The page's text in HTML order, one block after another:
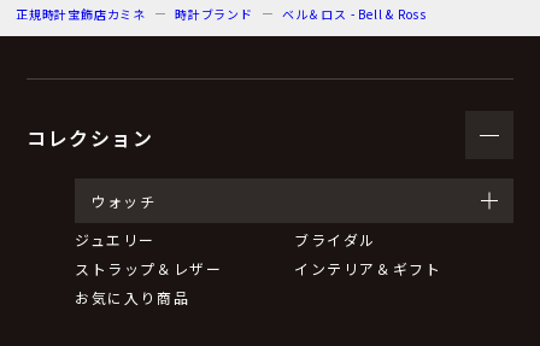
正規時計宝飾店カミネ 時計ブランド ベル＆ロス - Bell & Ross
コレクション
ウォッチ
ジュエリー
ブライダル
ストラップ＆レザー
インテリア＆ギフト
お気に入り商品